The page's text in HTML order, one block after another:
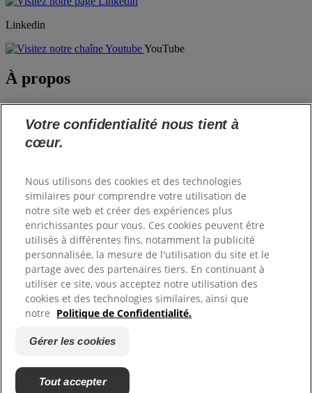
Linkedin
YouTube
À propos
Notre société
Hill's Pet
Postes vacants
Commander
Shop Hill's
Support
Nous contacter
FAQ
Gérer Votre Profil
100% satisfait garantie
Copyright ©Hill’s. All rights reserved.
Gérer les cookies
Votre confidentialité nous tient à
cœur.
Nous utilisons des cookies et des technologies
similaires pour comprendre votre utilisation de
notre site web et créer des expériences plus
enrichissantes pour vous. Ces cookies peuvent être
utilisés à différentes fins, notamment la publicité
personnalisée, la mesure de l'utilisation du site et le
partage avec des partenaires tiers. En continuant à
utiliser ce site, vous acceptez notre utilisation des
cookies et des technologies similaires, ainsi que
notre Politique de Confidentialité.
Gérer les cookies
Tout accepter